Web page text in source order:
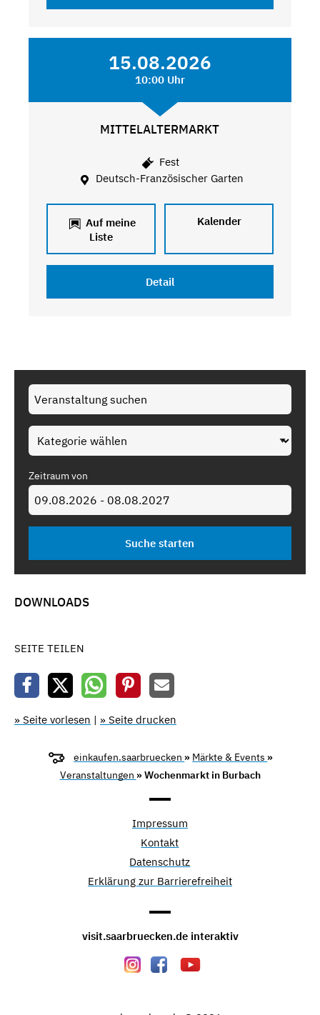
15.08.2026
10:00 Uhr
MITTELALTERMARKT
Fest
Deutsch-Französischer Garten
Auf meine
Liste
Kalender
Detail
Zeitraum von
DOWNLOADS
SEITE TEILEN
» Seite vorlesen | » Seite drucken
einkaufen.saarbruecken » Märkte & Events »
Veranstaltungen » Wochenmarkt in Burbach
Impressum
Kontakt
Datenschutz
Erklärung zur Barrierefreiheit
visit.saarbruecken.de interaktiv